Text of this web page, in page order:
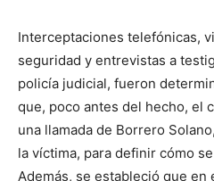
Interceptaciones telefónicas,
seguridad y entrevistas a
policía judicial, fueron
que, poco antes del hecho, el
una llamada de Borrero
la víctima, para definir cómo
Además, se estableció que en